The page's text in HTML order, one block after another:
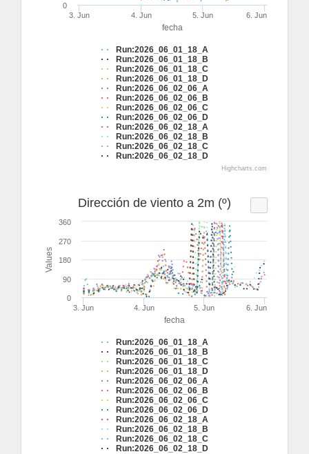
fecha
Run:2026_06_01_18_A
Run:2026_06_01_18_B
Run:2026_06_01_18_C
Run:2026_06_01_18_D
Run:2026_06_02_06_A
Run:2026_06_02_06_B
Run:2026_06_02_06_C
Run:2026_06_02_06_D
Run:2026_06_02_18_A
Run:2026_06_02_18_B
Run:2026_06_02_18_C
Run:2026_06_02_18_D
3. Jun 4. Jun 5. Jun 6. Jun
0
Highcharts.com
fecha
Values
Dirección de viento a 2m (º)
Run:2026_06_01_18_A
Run:2026_06_01_18_B
Run:2026_06_01_18_C
Run:2026_06_01_18_D
Run:2026_06_02_06_A
Run:2026_06_02_06_B
Run:2026_06_02_06_C
Run:2026_06_02_06_D
Run:2026_06_02_18_A
Run:2026_06_02_18_B
Run:2026_06_02_18_C
Run:2026_06_02_18_D
3. Jun 4. Jun 5. Jun 6. Jun
0
90
180
270
360